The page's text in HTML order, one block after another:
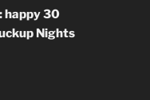
happy 30
Nights